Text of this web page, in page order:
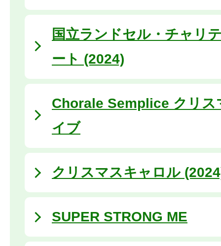
国立ランドセル・チャリ
ート (2024)
Chorale Semplice クリス
イブ
クリスマスキャロル
SUPER STRONG ME